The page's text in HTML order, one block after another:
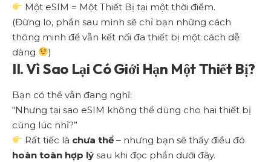
Một eSIM = Một Thiết Bị tại một thời điểm.
(Đừng lo, phần sau mình sẽ chỉ bạn những cách
thông minh để vẫn kết nối đa thiết bị một cách dễ
dàng
)
II. Vì Sao Lại Có Giới Hạn Một Thiết Bị?
Bạn có thể vẫn đang nghĩ:
“Nhưng tại sao eSIM không thể dùng cho hai thiết bị
cùng lúc nhỉ?”
Rất tiếc là chưa thể – nhưng bạn sẽ thấy điều đó
hoàn toàn hợp lý sau khi đọc phần dưới đây.